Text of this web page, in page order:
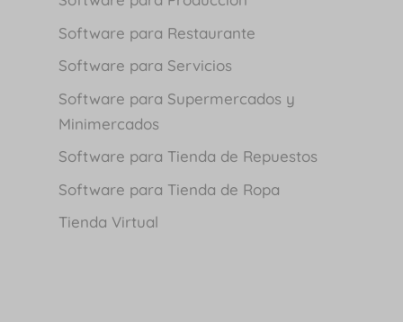
Software para Restaurante
Software para Servicios
Software para Supermercados y
Minimercados
Software para Tienda de Repuestos
Software para Tienda de Ropa
Tienda Virtual